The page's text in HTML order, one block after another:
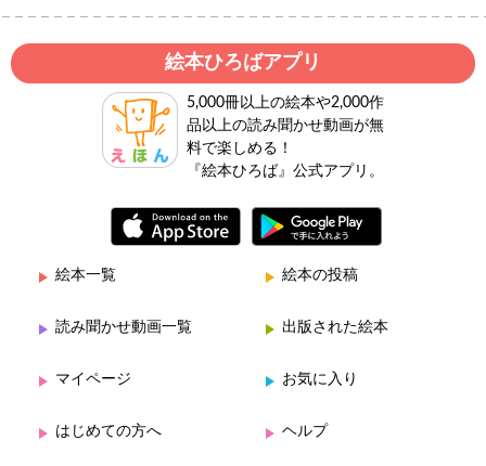
絵本ひろばアプリ
5,000冊以上の絵本や2,000作
品以上の読み聞かせ動画が無
料で楽しめる！
『絵本ひろば』公式アプリ。
絵本一覧 絵本の投稿
読み聞かせ動画一覧 出版された絵本
マイページ お気に入り
はじめての方へ ヘルプ